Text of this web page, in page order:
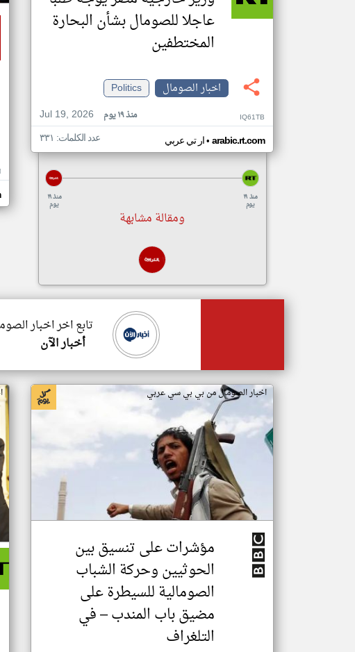
عاجلا للصومال بشأن البحارة
المختطفين
اخبار الصومال
Politics
Jul 19, 2026
منذ ١٩ يوم IQ61TB
ار تي عربي• arabic.rt.com عدد الكلمات: ٣٣١
منذ ١٩
يوم
منذ ١٩
يوم
ومقالة مشابهة
تابع اخر اخبار
أخبار الآن
اخبار الصومال من بي بي سي عربي
مؤشرات على تنسيق بين
الحوثيين وحركة الشباب
الصومالية للسيطرة على
مضيق باب المندب – في
التلغراف